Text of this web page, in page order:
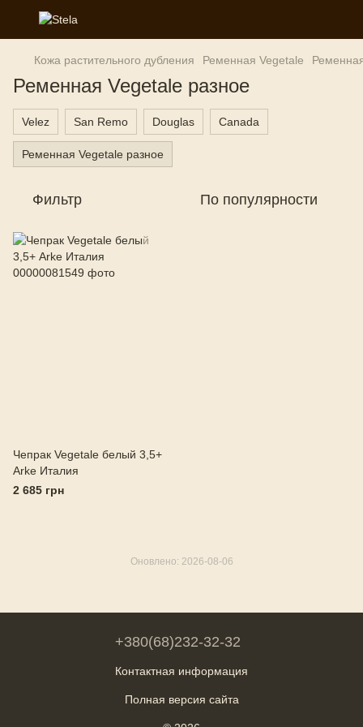
Кожа растительного дубления Ременная Vegetale
Ременная Vegetale разное
Velez San Remo Douglas Canada
Ременная Vegetale разное
Фильтр По популярности
Чепрак Vegetale белый 3,5+
Arke Италия
2 685 грн
Оновлено: 2026-08-06
+380(68)232-32-32
Контактная информация
Полная версия сайта